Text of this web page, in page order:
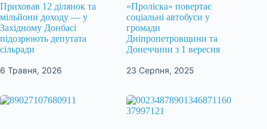
Приховав 12 ділянок та
мільйони доходу — у
Західному Донбасі
підозрюють депутата
сільради
6 Травня, 2026
«Проліска» повертає
соціальні автобуси у
громади
Дніпропетровщини та
Донеччини з 1 вересня
23 Серпня, 2025